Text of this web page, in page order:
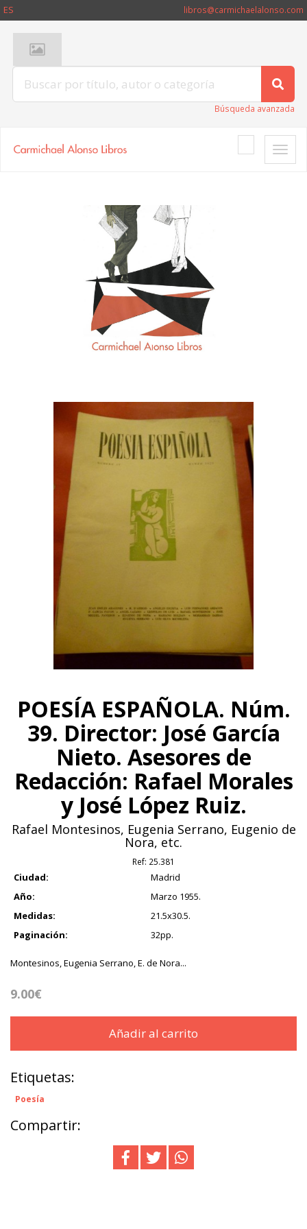
ES libros@carmichaelalonso.com
Búsqueda avanzada
Toggle
POESÍA ESPAÑOLA. Núm.
39. Director: José García
Nieto. Asesores de
Redacción: Rafael Morales
y José López Ruiz.
Rafael Montesinos, Eugenia Serrano, Eugenio de
Nora, etc.
Ref: 25.381
Ciudad:
Madrid
Año:
Marzo 1955.
Medidas:
21.5x30.5.
Paginación:
32pp.
Montesinos, Eugenia Serrano, E. de Nora...
9.00€
Añadir al carrito
Etiquetas:
Poesía
Compartir: